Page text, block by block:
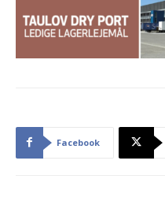
Facebook